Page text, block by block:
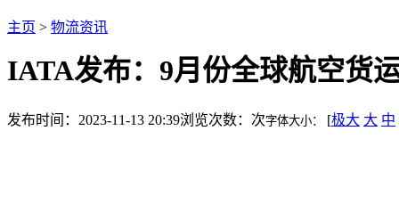
主页 > 物流资讯
IATA发布：9月份全球航空货
发布时间：2023-11-13 20:39浏览次数： 次字体大小： [极大 大 中